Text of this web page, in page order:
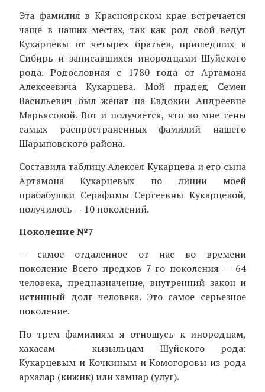
Эта фамилия в Красноярском крае встречается
чаще в наших местах, так как род свой ведут
Кукарцевы от четырех братьев, пришедших в
Сибирь и записавшихся инородцами Шуйского
рода. Родословная с 1780 года от Артамона
Алексеевича Кукарцева. Мой прадед Семен
Васильевич был женат на Евдокии Андреевне
Марьясовой. Вот и получается, что во мне гены
самых распространенных фамилий нашего
Шарыповского района.
Составила таблицу Алексея Кукарцева и его сына
Артамона Кукарцевых по линии моей
прабабушки Серафимы Сергеевны Кукарцевой,
получилось — 10 поколений.
Поколение №7
— самое отдаленное от нас во времени
поколение Всего предков 7-го поколения — 64
человека, предназначение, внутренний закон и
истинный долг человека. Это самое серьезное
поколение.
По трем фамилиям я отношусь к инородцам,
хакасам – кызыльцам Шуйского рода:
Кукарцевым и Кочкиным и Комогоровы из рода
архалар (кижик) или хамнар (улуг).